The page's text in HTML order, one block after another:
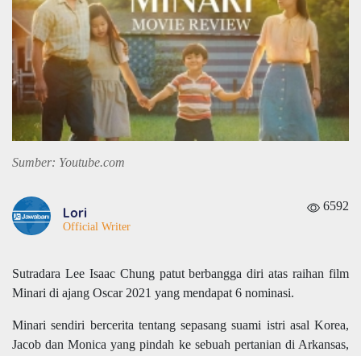
Sumber: Youtube.com
Lori
Official Writer
6592
Sutradara Lee Isaac Chung patut berbangga diri atas raihan film
Minari di ajang Oscar 2021 yang mendapat 6 nominasi.
Minari sendiri bercerita tentang sepasang suami istri asal Korea,
Jacob dan Monica yang pindah ke sebuah pertanian di Arkansas,